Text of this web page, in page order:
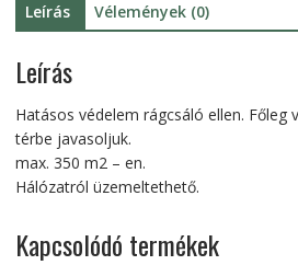
Leírás Vélemények (0)
Leírás
Hatásos védelem rágcsáló ellen. Főleg
térbe javasoljuk.
max. 350 m2 – en.
Hálózatról üzemeltethető.
Kapcsolódó termékek